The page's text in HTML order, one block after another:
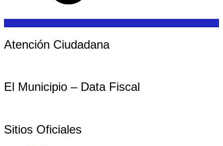
Atención Ciudadana
El Municipio – Data Fiscal
Sitios Oficiales